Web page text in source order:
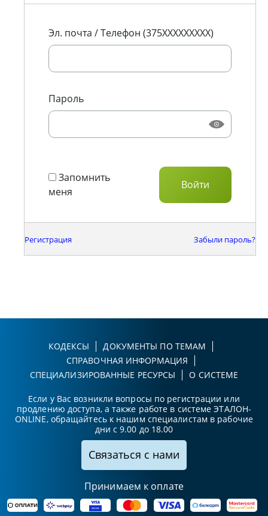
Эл. почта / Телефон (375XXXXXXXXX)
Пароль
Запомнить
меня
Регистрация Забыли пароль?
КОДЕКСЫ
ДОКУМЕНТЫ ПО ТЕМАМ
СПРАВОЧНАЯ ИНФОРМАЦИЯ
СПЕЦИАЛИЗИРОВАННЫЕ РЕСУРСЫ
О СИСТЕМЕ
Если у Вас возникли вопросы по регистрации или
продлению доступа, а также работе в системе ЭТАЛОН-
ONLINE, обращайтесь к нашим специалистам в рабочие
дни с 9.00 до 18.00
Связаться с нами
Принимаем к оплате